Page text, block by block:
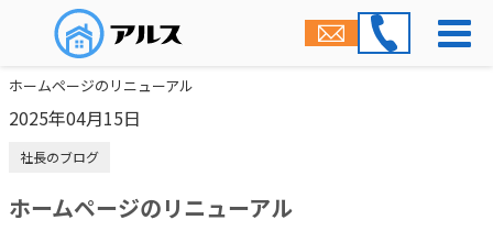
ホームページのリニューアル
2025年04月15日
社長のブログ
ホームページのリニューアル